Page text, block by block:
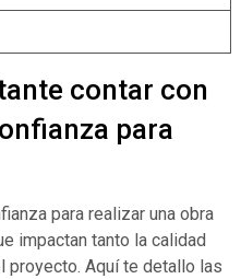
contar con
para
para realizar una obra
impactan tanto la calidad
proyecto. Aquí te detallo las